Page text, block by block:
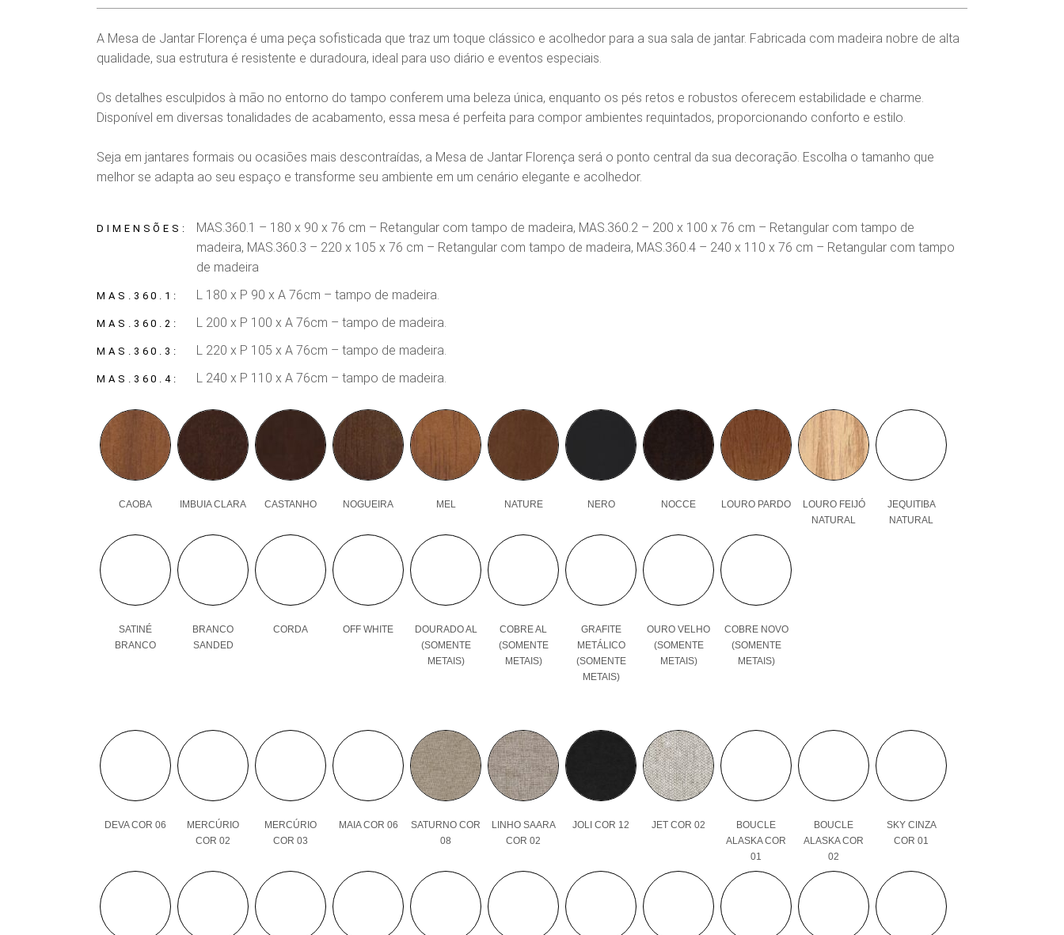
A Mesa de Jantar Florença é uma peça sofisticada que traz um toque clássico e acolhedor para a sua sala de jantar. Fabricada com madeira nobre de alta
qualidade, sua estrutura é resistente e duradoura, ideal para uso diário e eventos especiais.
Os detalhes esculpidos à mão no entorno do tampo conferem uma beleza única, enquanto os pés retos e robustos oferecem estabilidade e charme.
Disponível em diversas tonalidades de acabamento, essa mesa é perfeita para compor ambientes requintados, proporcionando conforto e estilo.
Seja em jantares formais ou ocasiões mais descontraídas, a Mesa de Jantar Florença será o ponto central da sua decoração. Escolha o tamanho que
melhor se adapta ao seu espaço e transforme seu ambiente em um cenário elegante e acolhedor.
DIMENSÕES
MAS.360.1 – 180 x 90 x 76 cm – Retangular com tampo de madeira, MAS.360.2 – 200 x 100 x 76 cm – Retangular com tampo de
madeira, MAS.360.3 – 220 x 105 x 76 cm – Retangular com tampo de madeira, MAS.360.4 – 240 x 110 x 76 cm – Retangular com tampo
de madeira
MAS.360.1 L 180 x P 90 x A 76cm – tampo de madeira.
MAS.360.2 L 200 x P 100 x A 76cm – tampo de madeira.
MAS.360.3 L 220 x P 105 x A 76cm – tampo de madeira.
MAS.360.4 L 240 x P 110 x A 76cm – tampo de madeira.
CAOBA IMBUIA CLARA CASTANHO NOGUEIRA MEL NATURE NERO NOCCE LOURO PARDO
LOURO FEIJÓ
NATURAL
JEQUITIBA
NATURAL
SATINÉ
BRANCO
BRANCO
SANDED
CORDA OFF WHITE
DOURADO AL
(SOMENTE
METAIS)
COBRE AL
(SOMENTE
METAIS)
GRAFITE
METÁLICO
(SOMENTE
METAIS)
OURO VELHO
(SOMENTE
METAIS)
COBRE NOVO
(SOMENTE
METAIS)
DEVA COR 06
MERCÚRIO
COR 02
MERCÚRIO
COR 03
MAIA COR 06
SATURNO COR
08
LINHO SAARA
COR 02
JOLI COR 12 JET COR 02
BOUCLE
ALASKA COR
01
BOUCLE
ALASKA COR
02
SKY CINZA
COR 01